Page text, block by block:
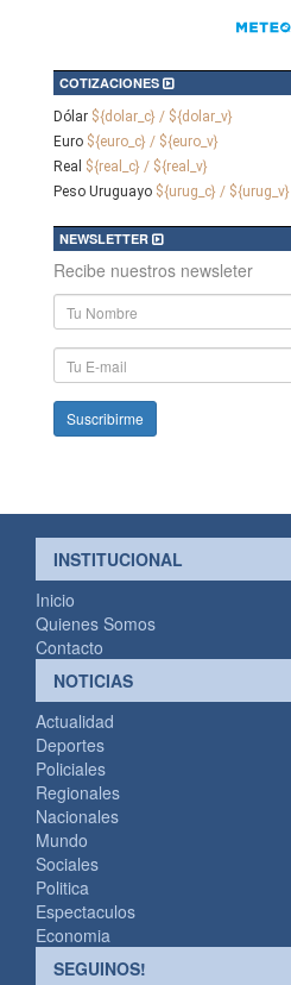
COTIZACIONES
Dólar ${dolar_c} / ${dolar_v}
Euro ${euro_c} / ${euro_v}
Real ${real_c} / ${real_v}
Peso Uruguayo ${urug_c} / ${urug_v}
NEWSLETTER
Recibe nuestros newsleter
Nombre
y
Apellido
E-
mail
INSTITUCIONAL
Inicio
Quienes Somos
Contacto
NOTICIAS
Actualidad
Deportes
Policiales
Regionales
Nacionales
Mundo
Sociales
Politica
Espectaculos
Economia
SEGUINOS!